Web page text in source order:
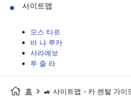
사이트맵
모스 타르
바 냐 루카
사라예보
투 즐 라
홈 🚙 사이트맵 - 카 렌털 가이